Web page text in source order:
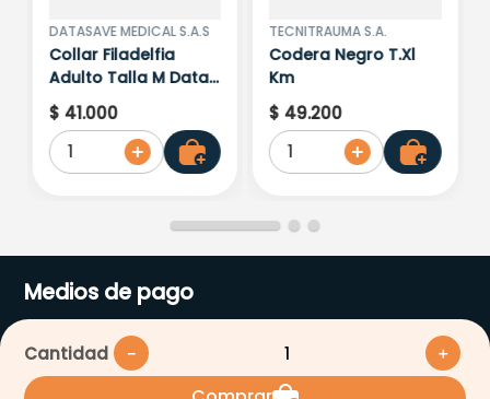
Cantidad ＋
－
DATASAVE MEDICAL S.A.S
Collar Filadelfia
Adulto Talla M Data
Save
$ 41.000
1
TECNITRAUMA S.A.
Codera Negro T.Xl
Km
$ 49.200
1
Medios de pago